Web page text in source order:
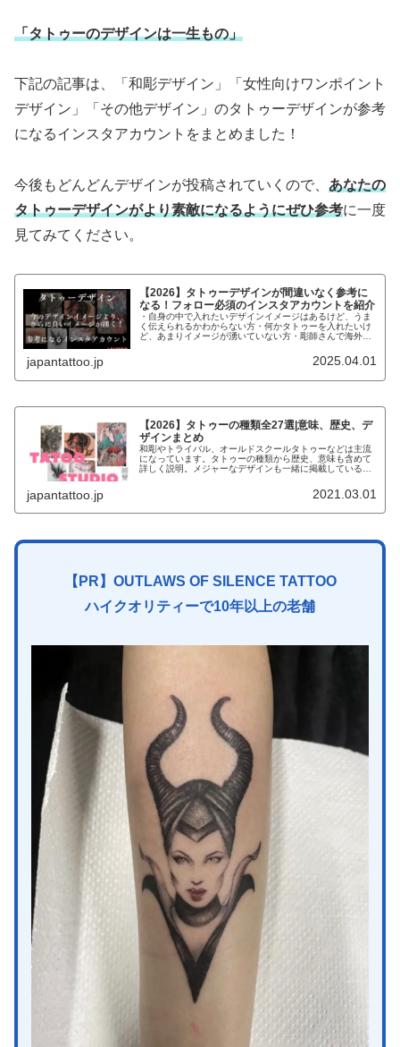
「タトゥーのデザインは一生もの」
下記の記事は、「和彫デザイン」「女性向けワンポイント
デザイン」「その他デザイン」のタトゥーデザインが参考
になるインスタアカウントをまとめました！
今後もどんどんデザインが投稿されていくので、 あなたの
タトゥーデザインがより素敵になるようにぜひ参考に一度
見てみてください。
【2026】タトゥーデザインが間違いなく参考に
なる！フォロー必須のインスタアカウントを紹介
・自身の中で入れたいデザインイメージはあるけど、うま
く伝えられるかわからない方・何かタトゥーを入れたいけ
ど、あまりイメージが湧いていない方・彫師さんで海外の
japantattoo.jp 2025.04.01
【2026】タトゥーの種類全27選|意味、歴史、デ
ザインまとめ
和彫やトライバル、オールドスクールタトゥーなどは主流
になっています。タトゥーの種類から歴史、意味も含めて
詳しく説明。メジャーなデザインも一緒に掲載しているの
japantattoo.jp 2021.03.01
【PR】OUTLAWS OF SILENCE TATTOO
ハイクオリティーで10年以上の老舗